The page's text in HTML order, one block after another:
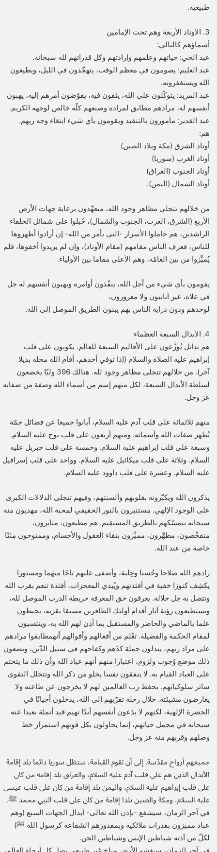
طبيعية.
3. الأوتاد الأربعة وهم تحت الإمامين
أسماؤهم كالتالي:
عبد الحي: حياتهم وعلمهم وإرادتهم وكل قدراتهم لله سبحانه.
عبد العليم: يصومون في معظم الوقت، يتهجّدون في الليل، ويطيعون
الله ويستغفرونه.
عبد المريد: يتوكّلون على الله، يثقون فيه، يفوّضون أمرهم إليه، يهبون
أنفسهم له، مرادهم مطابق لمراده وصنعهم كلّه خالص لوجهه الكريم.
عبد القدير: مأمورون بالتنفيذ ويقومون بأي شيء ابتغاء وجه ربهم.
هم:
أوتاد الشرق (مكة وبلاد الصين)
أوتاد الغرب (سوريا)
أوتاد الجنوب (العراق)
أوتاد الشمال (اليمن).
من خلالهم تتجلى مظاهر وجود الله، متعهِّدون برعاية جهات الأرض
الأربع (الشرق، الغرب، الجنوب والشمال)، جُبلوا على شمائل الخلفاء
الراشدين، هم حاملوا الأسرار -التي بأمر من الله- إن أرادوا أظهروها
للناس، فعرف الناس مقامهم (مقام الأوتاد)، وإن لم يريدوا أخفوها، فلم
يُميَّزوا من بين العامّة، وهم الأعلى مقاما بين الأولياء.
يقومون بأي شيء من أجل الله، ينفّذون أوامره ويهبون أنفسهم له جل
في علاه، غير أنانيون ولا مغرورون،
لوحدهم ودون دراية الناس بهم يبنون الطريق الموصل إلى الله.
4. الأبدال السبعة العظماء
هم بدائل يُوزَّعون على الأقاليم السبعة للعالم. يكونون على قلب
إبراهيم عليه الصلاة والسلام (إذا توفي أحدهم، أقام الله محله بديلا
آخر). من خلالهم تتجلى مظاهر وجود لله. هنالك 396 وليّا يخضعون
لسلطة الأبدال السبعة، لكل منهم إسم من أسماء الله وصفة من صفاته
عز وجل.
منهم ثلاثمائة على قلب آدم عليه السلام، أبانوا جميعا عن فضائل جمّة
تُظهر صفات الله وأسمائه. ومنهم أربعون على قلب نوح عليه السلام.
وسبعة على قلب إبراهيم عليه السلام. وخمسة على قلب جبريل عليه
السلام. وثلاثة على قلب ميكائيل عليه السلام. وواحد على قلب إسرافيل
عليه السلام. وعشرة على قلب داوود عليه السلام.
يذكرون الله ويكبّرونه بقلوبهم وألسنتهم، وفيهم تتجلى الدلالات الكبرى
على الوجود الإلهي. مستنيرون بالنور الحقيقي لمحبة الله، مهديون منه
سبحانه بتمسّكهم بالطريق المستقيم. هم مطيعون، مثابرون،
متفحِّصون، مطهَّرون، مميَّزون بنقاء العقول والأجسام، وممنوحون مِنَنًا
خاصة من عند الله.
زادهم الله صلاحا وحُسنا وحِلية، وأضفى عليهم تاجًا مبهَما ومستورا
يكشِف كنوزا خفية في أفئدتهم ويُبدي المعجزات، أفئدة تنعم بقرب الله
وتتصل به جل جلاله. يعرفون حق المعرفة خريطة الدرب الموصل لله،
ويستطيعون رؤية آثار أقدام أولئك الظافرين مسبقا بقربه، يحيطون
علما بالماضي والحاضر والمستقبل بما أذِن لهم الله به، وينتسبون
لمقام الحكمة والفضيلة. تعْلم من أفعالهم وأقوالهم أنهمطابقوا مرادهم
على مراد ربهم، يبذلون جملة كدّهم وكفاحهم في سبيل الدّين، ويضعون
ذلك موضع وُجوب ولزوم، اعتبارا منهم أنهم عباد الله وأن ذلك ما يتحتم
على العباد القيام به. لا ينفقون نفسا يخلو من ذكر الله وتتخلل التقوى
سائر سلوكياتهم. بحفظ رب العالمين لهم لا يخرجون عن طاعته ولا
يعارضون مشيئته. خلال رحلة تقرّبهم إلى الله، يدخلون أحيانًا في
الحضرة الإلهية، لكنهم لا يدَعون أنفسهم أبدًا تهيم قيد أنملة بعيدا عنه
سبحانه في مجمل حياتهم، إنما يحاولون بكل قوتهم استمرار خط
وصلهم وقربهم منه عز وجل.
جميعهم أرواح مقدّسة. إلى أن تقوم القيامة، ستظل سوريا دائما بلد إقامة
الأبدال الذين هم على قلب آدم عليه السلام، والعراق بلد إقامة من كان
على قلب إبراهيم عليه السلام، واليمن بلد إقامة من كان على قلب عيسى
عليه السلام، ومكة والصين بلدا إقامة من كان على قلب النبي محمد ﷺ.
في آخر الزمان، سيشفع -بإذن الله تعالى- أبدال الجهات السبع (وهم
عباد مميزون بقدرات ملائكية وبمقدورهم الشفاعة كرسول الله ﷺ)
لكلّ من آذته شياطين الإنس وشياطين الجن.